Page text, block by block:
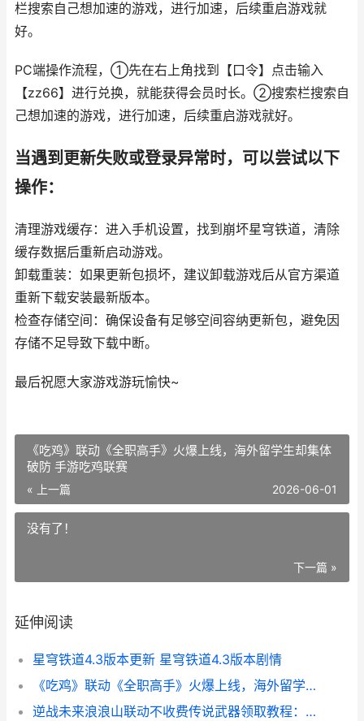
栏搜索自己想加速的游戏，进行加速，后续重启游戏就
好。
PC端操作流程，①先在右上角找到【口令】点击输入
【zz66】进行兑换，就能获得会员时长。②搜索栏搜索自
己想加速的游戏，进行加速，后续重启游戏就好。
当遇到更新失败或登录异常时，可以尝试以下
操作：
清理游戏缓存：进入手机设置，找到崩坏星穹铁道，清除
缓存数据后重新启动游戏。
卸载重装：如果更新包损坏，建议卸载游戏后从官方渠道
重新下载安装最新版本。
检查存储空间：确保设备有足够空间容纳更新包，避免因
存储不足导致下载中断。
最后祝愿大家游戏游玩愉快~
《吃鸡》联动《全职高手》火爆上线，海外留学生却集体
破防 手游吃鸡联赛
« 上一篇 2026-06-01
没有了！
下一篇 »
延伸阅读
星穹铁道4.3版本更新 星穹铁道4.3版本剧情
《吃鸡》联动《全职高手》火爆上线，海外留学生却集体破防 手游吃鸡联赛
逆战未来浪浪山联动不收费传说武器领取教程：国外玩国服卡顿延迟化解方法 逆战未来浪浪山小妖怪